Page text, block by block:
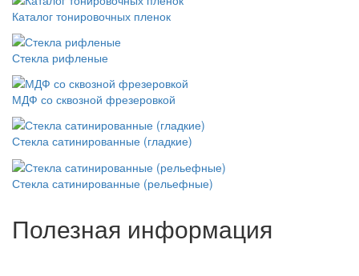
Каталог тонировочных пленок
Стекла рифленые
МДФ со сквозной фрезеровкой
Стекла сатинированные (гладкие)
Стекла сатинированные (рельефные)
Полезная информация